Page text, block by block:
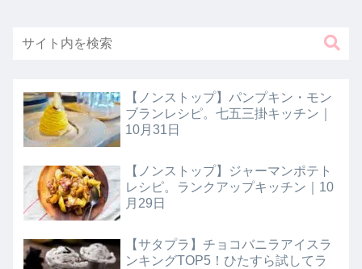
【ノンストップ】パンプキン・モン
ブランレシピ。七五三掛キッチン｜
10月31日
【ノンストップ】ジャーマンポテト
レシピ。ランクアップキッチン｜10
月29日
【サタプラ】チョコバニラアイスラ
ンキングTOP5！ひたすら試してラ